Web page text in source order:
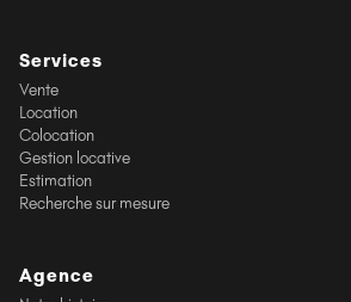
Services
Vente
Location
Colocation
Gestion locative
Estimation
Recherche sur mesure
Agence